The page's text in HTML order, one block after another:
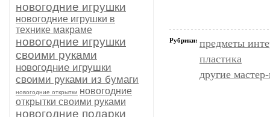
новогодние игрушки
новогодние игрушки в
технике макраме
новогодние игрушки
своими руками
новогодние игрушки
своими руками из бумаги
новогодние открытки новогодние
открытки своими руками
новогодние подарки
Рубрики: предметы
пластика
другие